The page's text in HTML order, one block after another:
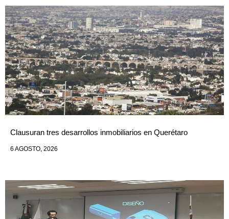
Clausuran tres desarrollos inmobiliarios en Querétaro
6 AGOSTO, 2026